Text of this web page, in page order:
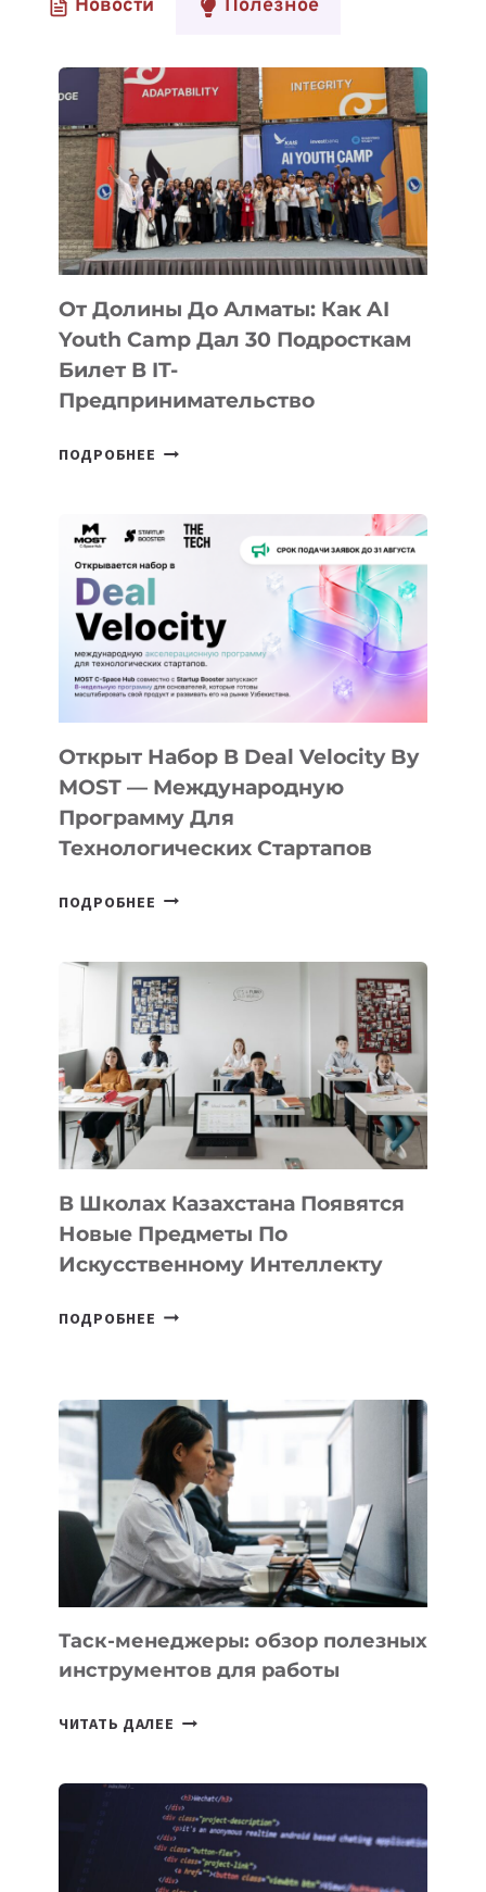
Новости Полезное
От Долины До Алматы: Как AI
Youth Camp Дал 30 Подросткам
Билет В IT-
Предпринимательство
ПОДРОБНЕЕ ОТ
АЛМАТЫ:
AI
YOUTH
CAMP
ДАЛ
30
ПОДРОСТКАМ
БИЛЕТ
ПРЕДПРИНИМАТЕЛЬСТВО
Открыт Набор В Deal Velocity By
MOST — Международную
Программу Для
Технологических Стартапов
ПОДРОБНЕЕ ОТКРЫТ
DEAL
VELOCITY
BY
MOST
—
МЕЖДУНАРОДНУЮ
ПРОГРАММУ
ДЛЯ
ТЕХНОЛОГИЧЕСКИХ
В Школах Казахстана Появятся
Новые Предметы По
Искусственному Интеллекту
ПОДРОБНЕЕ В
НОВЫЕ
ПРЕДМЕТЫ
ПО
ИСКУССТВЕННОМУ
ИНТЕЛЛЕКТУ
Таск-менеджеры: обзор полезных
инструментов для работы
ЧИТАТЬ ДАЛЕЕ ТАСК-
ПОЛЕЗНЫХ
ИНСТРУМЕНТОВ
ДЛЯ
РАБОТЫ